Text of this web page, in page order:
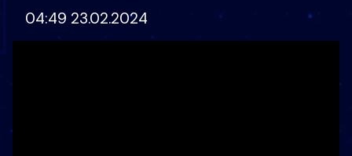
04:49 23.02.2024